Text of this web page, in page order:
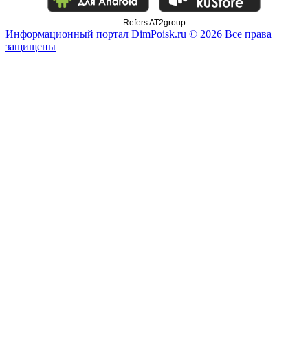
Refers AT2group
Информационный портал DimPoisk.ru © 2026 Все права
защищены